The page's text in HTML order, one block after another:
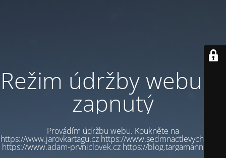
Režim údržby webu je
zapnutý
Provádím údržbu webu. Koukněte na
https://www.jarovkartagu.cz https://www.sedmnactlevychbot.cz
https://www.adam-prvniclovek.cz https://blog.targamannum.cz